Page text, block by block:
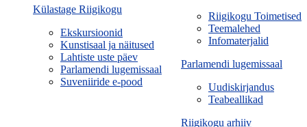
Riigikogu Toimetised
Teemalehed
Infomaterjalid
Parlamendi lugemissaal
Uudiskirjandus
Teabeallikad
Riigikogu arhiiv
Külastage Riigikogu
Ekskursioonid
Kunstisaal ja näitused
Lahtiste uste päev
Parlamendi lugemissaal
Suveniiride e-pood